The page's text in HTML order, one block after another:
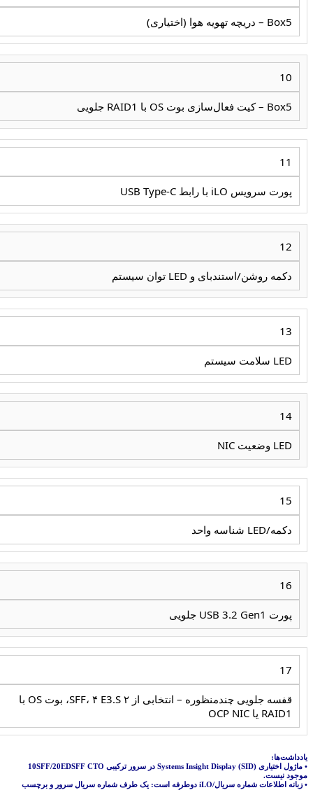
Box5 – دریچه تهویه هوا (اختیاری)
10
Box5 – کیت فعال‌سازی بوت OS با RAID1 جلویی
11
پورت سرویس iLO با رابط USB Type-C
12
دکمه روشن/استندبای و LED توان سیستم
13
LED سلامت سیستم
14
LED وضعیت NIC
15
دکمه/LED شناسه واحد
16
پورت USB 3.2 Gen1 جلویی
17
قفسه جلویی چندمنظوره – انتخابی از ۲ SFF، ۴ E3.S، بوت OS با
RAID1 یا OCP NIC
یادداشت‌ها:
• ماژول اختیاری Systems Insight Display (SID) در سرور ترکیبی 10SFF/20EDSFF CTO
موجود نیست.
• زبانه اطلاعات شماره سریال/iLO دوطرفه است: یک طرف شماره سریال سرور و برچسب